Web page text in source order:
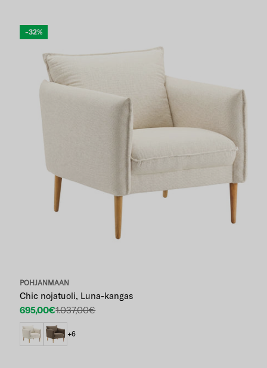
-32%
POHJANMAAN
Chic nojatuoli, Luna-kangas
Etuhinta
695,00€
Normaalihinta
1.037,00€
+6